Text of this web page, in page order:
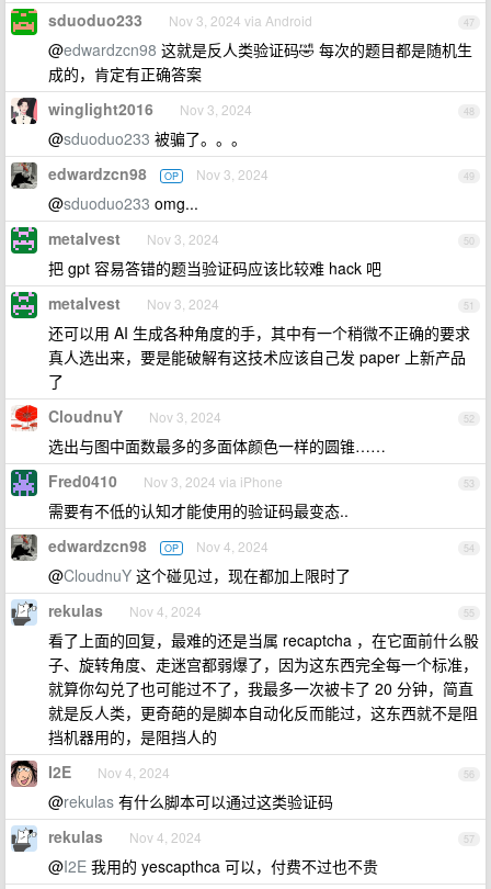
47
sduoduo233 Nov 3, 2024 via Android
@edwardzcn98 这就是反人类验证码🤣 每次的题目都是随机生
成的，肯定有正确答案
48
winglight2016 Nov 3, 2024
@sduoduo233 被骗了。。。
49
edwardzcn98 OP Nov 3, 2024
@sduoduo233 omg...
50
metalvest Nov 3, 2024
把 gpt 容易答错的题当验证码应该比较难 hack 吧
51
metalvest Nov 3, 2024
还可以用 AI 生成各种角度的手，其中有一个稍微不正确的要求
真人选出来，要是能破解有这技术应该自己发 paper 上新产品
了
52
CloudnuY Nov 3, 2024
选出与图中面数最多的多面体颜色一样的圆锥……
53
Fred0410 Nov 3, 2024 via iPhone
需要有不低的认知才能使用的验证码最变态..
54
edwardzcn98 OP Nov 4, 2024
@CloudnuY 这个碰见过，现在都加上限时了
55
rekulas Nov 4, 2024
看了上面的回复，最难的还是当属 recaptcha ，在它面前什么骰
子、旋转角度、走迷宫都弱爆了，因为这东西完全每一个标准，
就算你勾兑了也可能过不了，我最多一次被卡了 20 分钟，简直
就是反人类，更奇葩的是脚本自动化反而能过，这东西就不是阻
挡机器用的，是阻挡人的
56
I2E Nov 4, 2024
@rekulas 有什么脚本可以通过这类验证码
57
rekulas Nov 4, 2024
@I2E 我用的 yescapthca 可以，付费不过也不贵